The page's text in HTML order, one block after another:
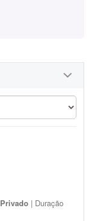
Privado | Duração